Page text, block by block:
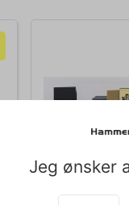
Jeg ønsker
MINER